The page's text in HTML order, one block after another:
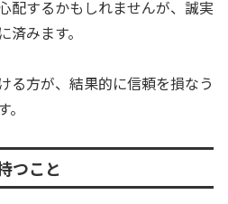
配するかもしれませんが、誠実
みます。
る方が、結果的に信頼を損なう
つこと